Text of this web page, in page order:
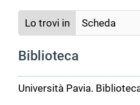
Lo trovi in Scheda
Biblioteca
Università Pavia.